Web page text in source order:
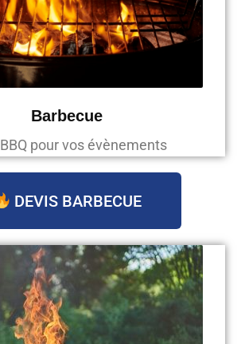
Barbecue
pour vos évènements
DEVIS BARBECUE